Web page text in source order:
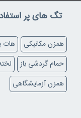
تگ های پر
همزن مکانیکی هات
حمام گردشی باز
همزن آزمایشگاهی